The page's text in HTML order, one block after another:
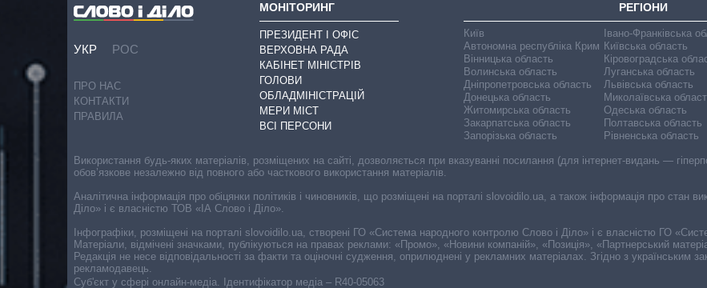
УКР РОС
ПРО НАС
КОНТАКТИ
ПРАВИЛА
МОНІТОРИНГ
ПРЕЗИДЕНТ І ОФІС
ВЕРХОВНА РАДА
КАБІНЕТ МІНІСТРІВ
ГОЛОВИ
ОБЛАДМІНІСТРАЦІЙ
МЕРИ МІСТ
ВСІ ПЕРСОНИ
РЕГІОНИ
Київ
Автономна республіка Крим
Вінницька область
Волинська область
Дніпропетровська область
Донецька область
Житомирська область
Закарпатська область
Запорізька область
Івано-Франківська
Київська область
Кіровоградська
Луганська область
Львівська область
Миколаївська
Одеська область
Полтавська область
Рівненська область
Cуб'єкт у сфері онлайн-медіа. Ідентифікатор медіа – R40-05063
Використання будь-яких матеріалів, розміщених на сайті, дозволяється при вказуванні посилання (для інтернет-видань —
обов’язкове незалежно від повного або часткового використання матеріалів.
Аналітична інформація про обіцянки політиків і чиновників, що розміщені на порталі slovoidilo.ua, а також інформація про стан
Діло» і є власністю ТОВ «ІА Слово і Діло».
Інфографіки, розміщені на порталі slovoidilo.ua, створені ГО «Система народного контролю Слово і Діло» і є власністю ГО
Матеріали, відмічені значками, публікуються на правах реклами: «Промо», «Новини компаній», «Позиція», «Партнерський
Редакція не несе відповідальності за факти та оціночні судження, оприлюднені у рекламних матеріалах. Згідно з українським
рекламодавець.